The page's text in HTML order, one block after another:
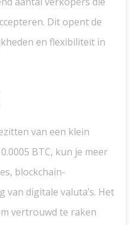
Dit opent de
en flexibiliteit in
van een klein
BTC, kun je meer
blockchain-
digitale valuta’s. Het
vertrouwd te raken